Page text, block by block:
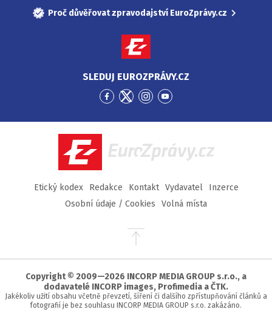
Proč důvěřovat zpravodajství EuroZprávy.cz
SLEDUJ EUROZPRÁVY.CZ
Přejít
Facebook
Přejít
Twitter
Přejít
Instagram
Přejít
YouTube
EuroZprávy.cz
Etický kodex Redakce Kontakt Vydavatel
Inzerce
Osobní údaje / Cookies
Volná místa
Přejít
stránky
Copyright © 2009—2026 INCORP MEDIA GROUP s.r.o., a
dodavatelé INCORP images, Profimedia a ČTK.
Jakékoliv užití obsahu včetně převzetí, šíření či dalšího zpřístupňování článků a
fotografií je bez souhlasu INCORP MEDIA GROUP s.r.o. zakázáno.